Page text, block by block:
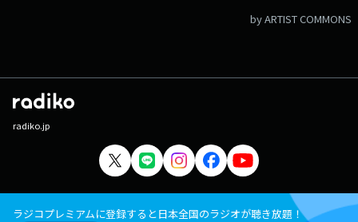
by ARTIST COMMONS
radiko.jp
ラジコプレミアムに登録すると日本全国のラジオが聴き放題！